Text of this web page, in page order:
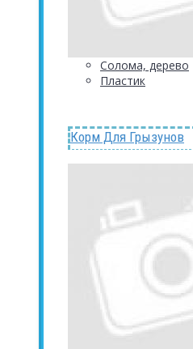
Солома, дерево
Пластик
Корм Для Грызунов